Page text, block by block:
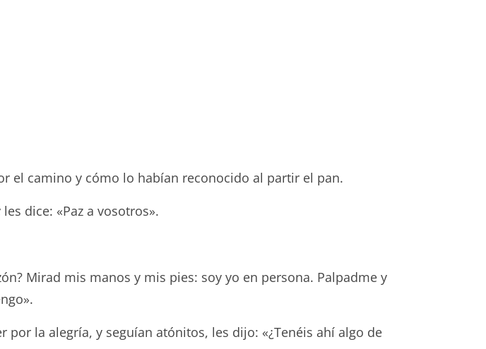
el camino y cómo lo habían reconocido al partir el pan.
dice: «Paz a vosotros».
Mirad mis manos y mis pies: soy yo en persona. Palpadme y
la alegría, y seguían atónitos, les dijo: «¿Tenéis ahí algo de